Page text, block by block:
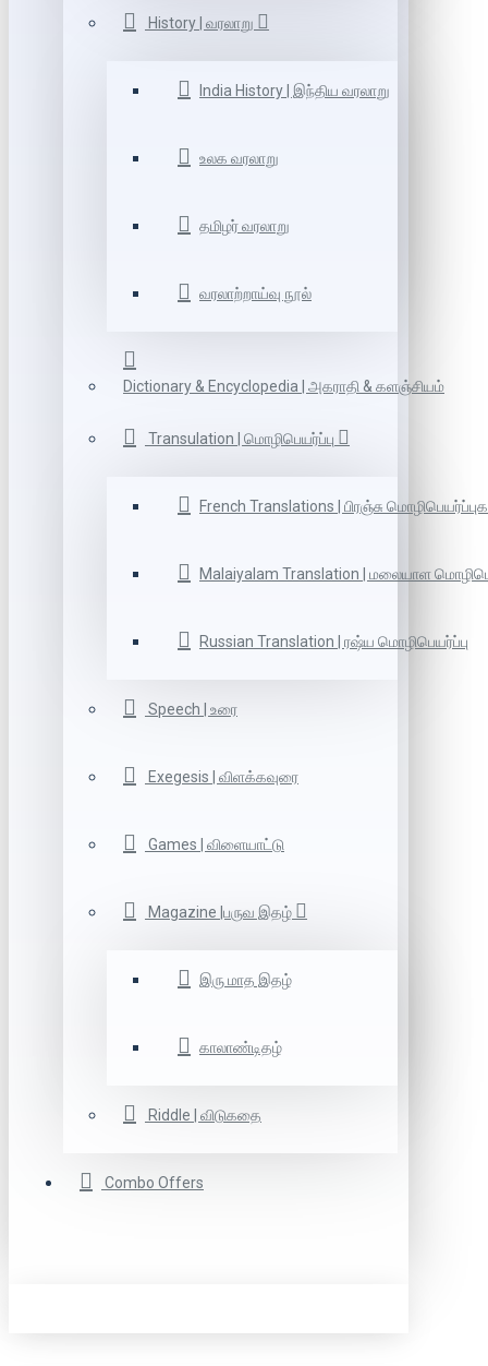
History | வரலாறு
India History | இந்திய வரலாறு
உலக வரலாறு
தமிழர் வரலாறு
வரலாற்றாய்வு நூல்
Dictionary & Encyclopedia | அகராதி & களஞ்சியம்
Transulation | மொழிபெயர்ப்பு
French Translations | பிரஞ்சு
Malaiyalam Translation | மலையாள
Russian Translation | ரஷ்ய மொழிபெயர்ப்பு
Speech | உரை
Exegesis | விளக்கவுரை
Games | விளையாட்டு
Magazine |பருவ இதழ்
இரு மாத இதழ்
காலாண்டிதழ்
Riddle | விடுகதை
Combo Offers